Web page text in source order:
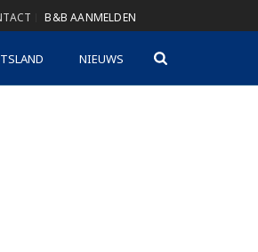
B&B AANMELDEN
NIEUWS